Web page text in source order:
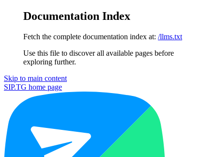
Documentation Index
Fetch the complete documentation index at: /llms.txt
Use this file to discover all available pages before
exploring further.
Skip to main content
SIP.TG home page